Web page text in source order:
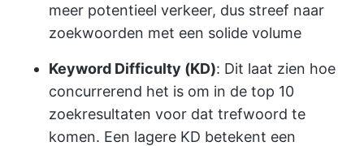
meer potentieel verkeer, dus streef naar
zoekwoorden met een solide volume
Keyword Difficulty (KD): Dit laat zien hoe
concurrerend het is om in de top 10
zoekresultaten voor dat trefwoord te
komen. Een lagere KD betekent een